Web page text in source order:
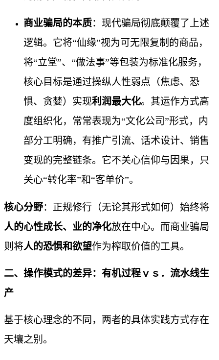
商业骗局的本质：现代骗局彻底颠覆了上述
逻辑。它将“仙缘”视为可无限复制的商品，
将“立堂”、“做法事”等包装为标准化服务，
核心目标是通过操纵人性弱点（焦虑、恐
惧、贪婪）实现利润最大化。其运作方式高
度组织化，常常表现为“文化公司”形式，内
部分工明确，有推广引流、话术设计、销售
变现的完整链条。它不关心信仰与因果，只
关心“转化率”和“客单价”。
核心分野：正规修行（无论其形式如何）始终将
人的心性成长、业的净化放在中心。而商业骗局
则将人的恐惧和欲望作为榨取价值的工具。
二、操作模式的差异：有机过程ｖｓ．流水线生
产
基于核心理念的不同，两者的具体实践方式存在
天壤之别。